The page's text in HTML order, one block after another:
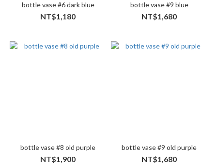
bottle vase #6 dark blue
NT$1,180
bottle vase #9 blue
NT$1,680
bottle vase #8 old purple
NT$1,900
bottle vase #9 old purple
NT$1,680